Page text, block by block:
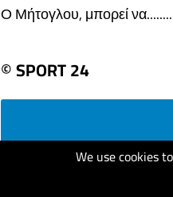
We use cookies
Ο Μήτογλου, μπορεί να........
© SPORT 24